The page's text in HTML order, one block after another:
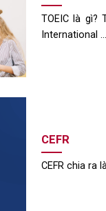
TOEIC là
International ...
CEFR
CEFR chia ra